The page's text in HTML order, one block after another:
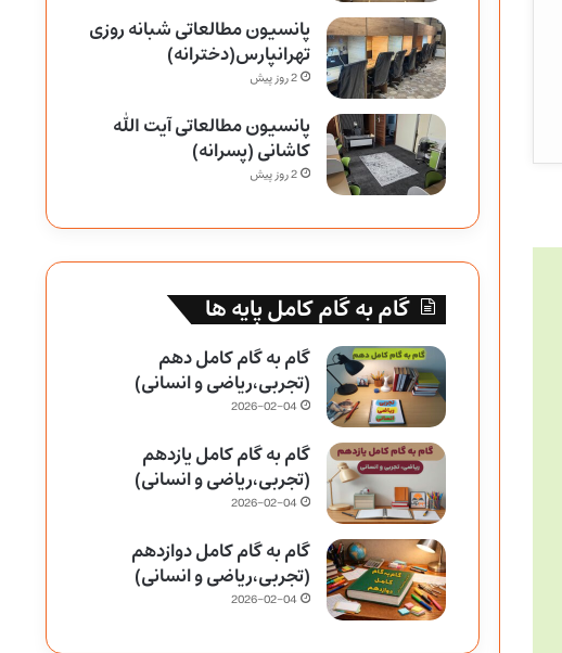
پانسیون مطالعاتی شبانه روزی
تهرانپارس(دخترانه)
2 روز پیش
پانسیون مطالعاتی آیت الله
کاشانی (پسرانه)
2 روز پیش
گام به گام کامل پایه ها
گام به گام کامل دهم
(تجربی،ریاضی و انسانی)
2026-02-04
گام به گام کامل یازدهم
(تجربی،ریاضی و انسانی)
2026-02-04
گام به گام کامل دوازدهم
(تجربی،ریاضی و انسانی)
2026-02-04